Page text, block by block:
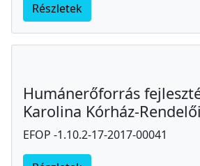
Részletek
Humánerőforrás
Karolina Kórház-
EFOP -1.10.2-17-2017-00041